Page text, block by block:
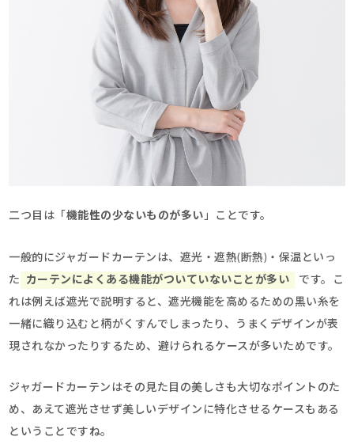
二つ目は「 機能性の少ないものが多い」ことです。
一般的にジャガードカーテンは、遮光・遮熱(断熱)・保温といっ
た
カーテンによくある機能がついていないことが多い
です。こ
れは例えば遮光で説明すると、遮光機能を高めるための黒い糸を
一緒に織り込むと柄がくすんでしまったり、うまくデザインが表
現されなかったりするため、避けられるケースが多いためです。
ジャガードカーテンはその見た目の美しさも大切なポイントのた
め、あえて遮光させず美しいデザインに特化させるケースもある
ということですね。